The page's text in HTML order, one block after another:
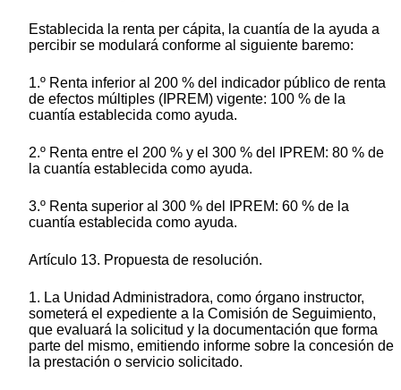
Establecida la renta per cápita, la cuantía de la ayuda a
percibir se modulará conforme al siguiente baremo:
1.º Renta inferior al 200 % del indicador público de renta
de efectos múltiples (IPREM) vigente: 100 % de la
cuantía establecida como ayuda.
2.º Renta entre el 200 % y el 300 % del IPREM: 80 % de
la cuantía establecida como ayuda.
3.º Renta superior al 300 % del IPREM: 60 % de la
cuantía establecida como ayuda.
Artículo 13. Propuesta de resolución.
1. La Unidad Administradora, como órgano instructor,
someterá el expediente a la Comisión de Seguimiento,
que evaluará la solicitud y la documentación que forma
parte del mismo, emitiendo informe sobre la concesión de
la prestación o servicio solicitado.